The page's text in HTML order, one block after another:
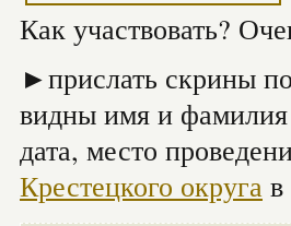
Как участвовать?
►прислать скрины
видны имя и фамилия
дата, место
Крестецкого округа